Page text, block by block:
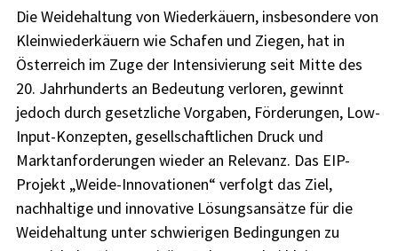
Die Weidehaltung von Wiederkäuern, insbesondere von
Kleinwiederkäuern wie Schafen und Ziegen, hat in
Österreich im Zuge der Intensivierung seit Mitte des
20. Jahrhunderts an Bedeutung verloren, gewinnt
jedoch durch gesetzliche Vorgaben, Förderungen, Low-
Input-Konzepten, gesellschaftlichen Druck und
Marktanforderungen wieder an Relevanz. Das EIP-
Projekt „Weide-Innovationen“ verfolgt das Ziel,
nachhaltige und innovative Lösungsansätze für die
Weidehaltung unter schwierigen Bedingungen zu